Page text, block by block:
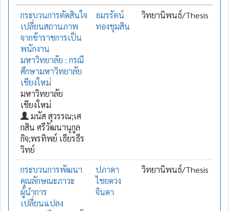
กระบวนการตัดสินใจ
เปลี่ยนสถานภาพ
จากข้าราชการเป็น
พนักงาน
มหาวิทยาลัย : กรณี
ศึกษามหาวิทยาลัย
เชียงใหม่
มหาวิทยาลัย
เชียงใหม่
มนัส สุวรรณ;เศ
กสิน ศรีวัฒนานุกูล
กิจ;พรทิพย์ เธียรธีร
วิทย์
อมรรัตน์
ทองชุมสิน
วิทยานิพนธ์/Thesis
กระบวนการพัฒนา
คุณลักษณะภาวะ
ผู้นำการ
เปลี่ยนแปลง
ปภาดา
ไชยดวง
จินดา
วิทยานิพนธ์/Thesis